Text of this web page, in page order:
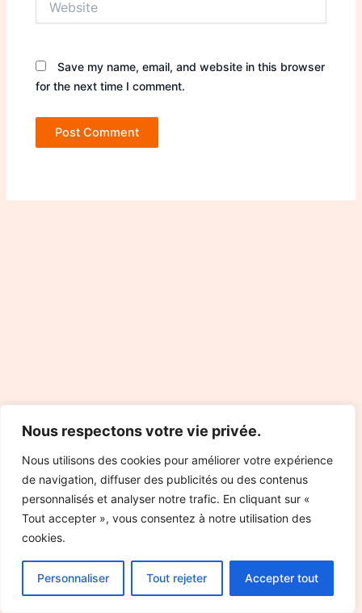
Nous respectons votre vie privée.
Nous utilisons des cookies pour améliorer votre expérience
de navigation, diffuser des publicités ou des contenus
personnalisés et analyser notre trafic. En cliquant sur «
Tout accepter », vous consentez à notre utilisation des
cookies.
Personnaliser Tout rejeter Accepter tout
Save my name, email, and website in this browser
for the next time I comment.